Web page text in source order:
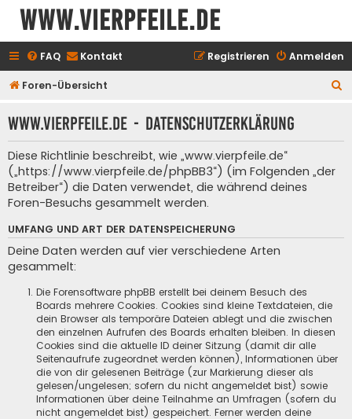
www.vierpfeile.de
FAQ Kontakt Anmelden
Registrieren
Foren-Übersicht
h
www.vierpfeile.de - Datenschutzerklärung
Diese Richtlinie beschreibt, wie „www.vierpfeile.de“
(„https://www.vierpfeile.de/phpBB3“) (im Folgenden „der
Betreiber“) die Daten verwendet, die während deines
Foren-Besuchs gesammelt werden.
UMFANG UND ART DER DATENSPEICHERUNG
Deine Daten werden auf vier verschiedene Arten
gesammelt:
Die Forensoftware phpBB erstellt bei deinem Besuch des
Boards mehrere Cookies. Cookies sind kleine Textdateien, die
dein Browser als temporäre Dateien ablegt und die zwischen
den einzelnen Aufrufen des Boards erhalten bleiben. In diesen
Cookies sind die aktuelle ID deiner Sitzung (damit dir alle
Seitenaufrufe zugeordnet werden können), Informationen über
die von dir gelesenen Beiträge (zur Markierung dieser als
gelesen/ungelesen; sofern du nicht angemeldet bist) sowie
Informationen über deine Teilnahme an Umfragen (sofern du
nicht angemeldet bist) gespeichert. Ferner werden deine